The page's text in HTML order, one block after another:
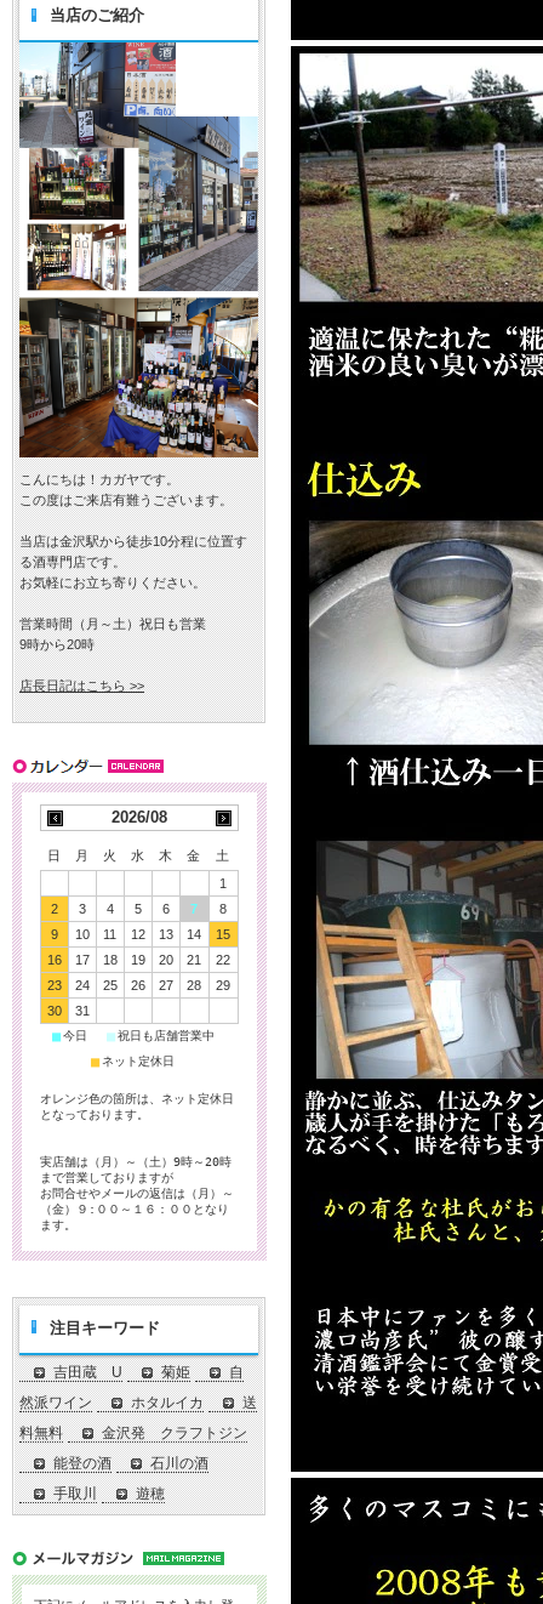
当店のご紹介
こんにちは！カガヤです。
この度はご来店有難うございます。
当店は金沢駅から徒歩10分程に位置す
る酒専門店です。
お気軽にお立ち寄りください。
営業時間（月～土）祝日も営業
9時から20時
店長日記はこちら >>
2026/08
日 月 火 水 木 金
土
1
2
3 4 5 6 7
8
9
10 11 12 13 14
15
16
17 18 19 20 21
22
23
24 25 26 27 28
29
30
31
■今日 ■祝日も店舗営業中
■ネット定休日
オレンジ色の箇所は、ネット定休日
となっております。
実店舗は（月）～（土）9時～20時
まで営業しておりますが
お問合せやメールの返信は（月）～
（金）９:００～１６：００となり
ます。
注目キーワード
吉田蔵 U 菊姫
自
然派ワイン
ホタルイカ
送
料無料
金沢発 クラフトジン
能登の酒
石川の酒
手取川
遊穂